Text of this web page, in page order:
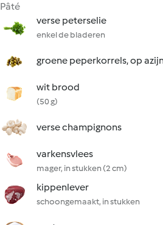
Pâté
verse peterselie
enkel de bladeren
groene peperkorrels, op
wit brood
(50 g)
verse champignons
varkensvlees
mager, in stukken (2 cm)
kippenlever
schoongemaakt, in stukken